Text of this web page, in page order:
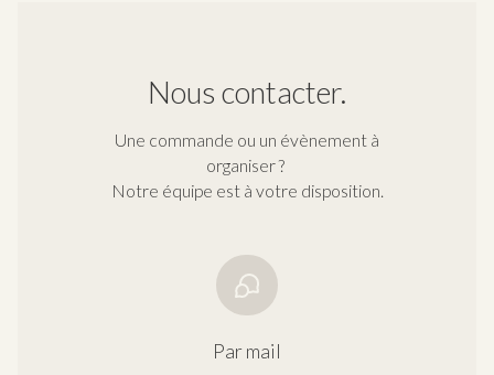
Nous contacter.
Une commande ou un évènement à
organiser ?
Notre équipe est à votre disposition.
Par mail